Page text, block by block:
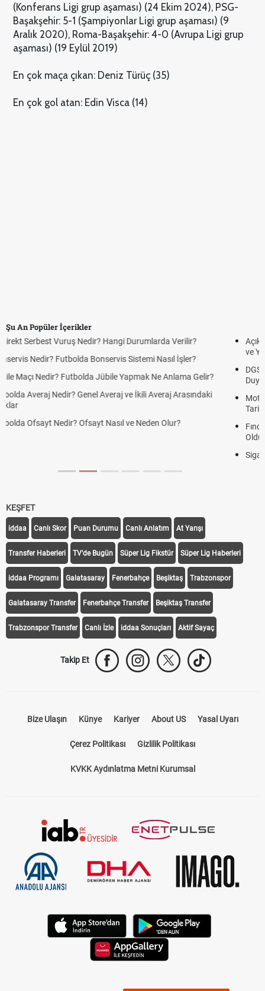
(Konferans Ligi grup aşaması) (24 Ekim 2024), PSG-
Başakşehir: 5-1 (Şampiyonlar Ligi grup aşaması) (9
Aralık 2020), Roma-Başakşehir: 4-0 (Avrupa Ligi grup
aşaması) (19 Eylül 2019)
En çok maça çıkan: Deniz Türüç (35)
En çok gol atan: Edin Visca (14)
Şu An Popüler İçerikler
Açık Lise Kayıtları Ne Zaman 2026? AÖL 2. Dönem Kayıt Yenileme
DGS Sonuçları Ne Zaman Açıklanacak 2026? ÖSYM Sonuç Tarihini
Duyurdu
Motorine İndirim Var mı? Motorin Fiyatlarında Beklenen İndirim
Fındık Fiyatı Açıklandı mı? 2026 TMO Fındık Alım Fiyatları Belli
KEŞFET
iddaa Canlı Skor Puan Durumu Canlı Anlatım At Yarışı
Transfer Haberleri TV'de Bugün Süper Lig Fikstür Süper Lig Haberleri
iddaa Programı Galatasaray Fenerbahçe Beşiktaş Trabzonspor
Galatasaray Transfer Fenerbahçe Transfer Beşiktaş Transfer
Trabzonspor Transfer Canlı İzle iddaa Sonuçları Aktif Sayaç
Takip Et
Bize Ulaşın Künye Kariyer About US Yasal Uyarı
Çerez Politikası Gizlilik Politikası
KVKK Aydınlatma Metni Kurumsal